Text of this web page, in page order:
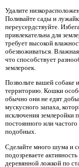
Удалите
Поливайте сады и
переусердствуйте.
привлекательна для
требует высокой
обезвоживаться.
что способствует
землероек.
Позвольте вашей собаке
территорию. Кошки
обычно они не едят
мускусного запаха,
исключения землеройки
постоянного или
подобных.
Сделайте много шума и
подозреваете
деревянной ложкой по